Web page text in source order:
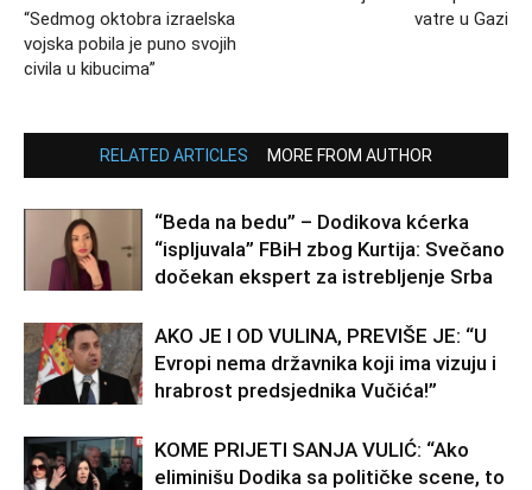
“Sedmog oktobra izraelska
vojska pobila je puno svojih
civila u kibucima”
vatre u Gazi
RELATED ARTICLES MORE FROM AUTHOR
“Beda na bedu” – Dodikova kćerka
“ispljuvala” FBiH zbog Kurtija: Svečano
dočekan ekspert za istrebljenje Srba
AKO JE I OD VULINA, PREVIŠE JE: “U
Evropi nema državnika koji ima vizuju i
hrabrost predsjednika Vučića!”
KOME PRIJETI SANJA VULIĆ: “Ako
eliminišu Dodika sa političke scene, to